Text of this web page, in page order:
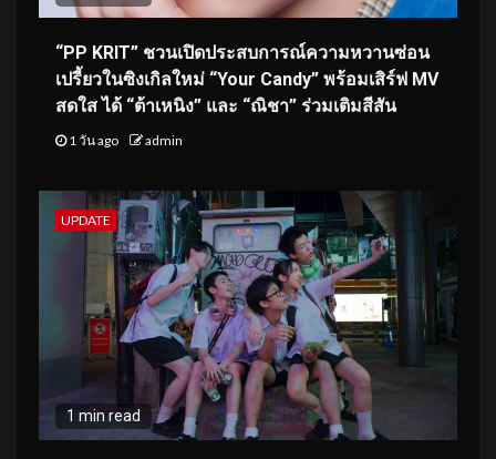
“PP KRIT” ชวนเปิดประสบการณ์ความหวานซ่อน
เปรี้ยวในซิงเกิลใหม่ “Your Candy” พร้อมเสิร์ฟ MV
สดใส ได้ “ต้าเหนิง” และ “ณิชา” ร่วมเติมสีสัน
1 วัน ago admin
UPDATE
1 min read